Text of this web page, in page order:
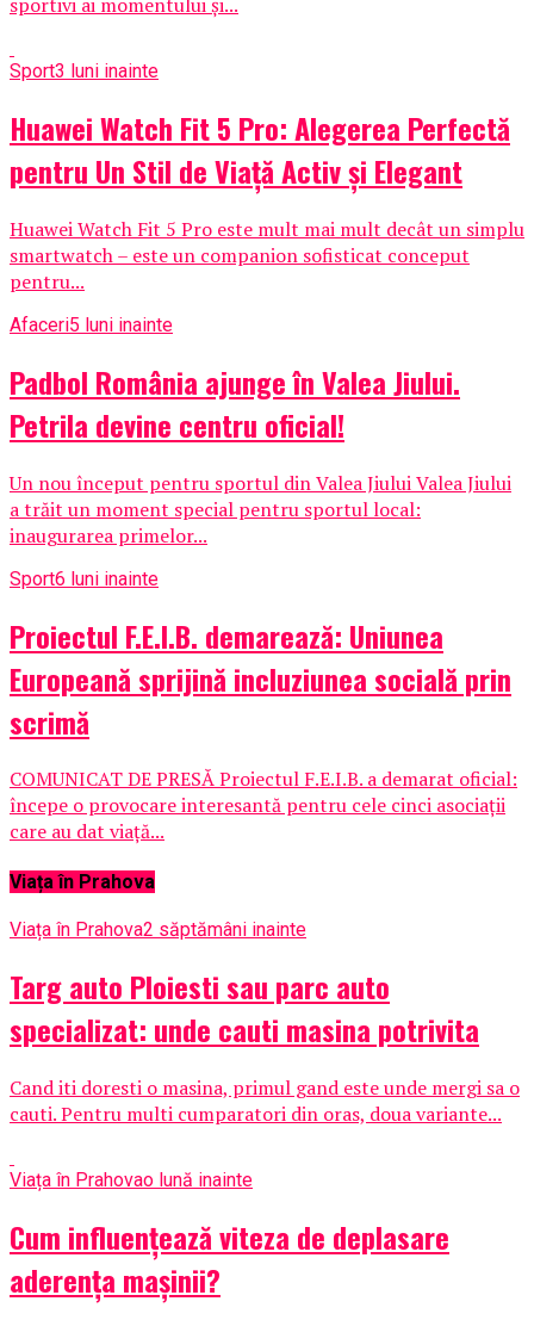
Sport3 luni inainte
Huawei Watch Fit 5 Pro: Alegerea Perfectă
pentru Un Stil de Viață Activ și Elegant
Huawei Watch Fit 5 Pro este mult mai mult decât un simplu
smartwatch – este un companion sofisticat conceput
pentru...
Afaceri5 luni inainte
Padbol România ajunge în Valea Jiului.
Petrila devine centru oficial!
Un nou început pentru sportul din Valea Jiului Valea Jiului
a trăit un moment special pentru sportul local:
inaugurarea primelor...
Sport6 luni inainte
Proiectul F.E.I.B. demarează: Uniunea
Europeană sprijină incluziunea socială prin
scrimă
COMUNICAT DE PRESĂ Proiectul F.E.I.B. a demarat oficial:
începe o provocare interesantă pentru cele cinci asociații
care au dat viață...
Viața în Prahova
Viața în Prahova2 săptămâni inainte
Targ auto Ploiesti sau parc auto
specializat: unde cauti masina potrivita
Cand iti doresti o masina, primul gand este unde mergi sa o
cauti. Pentru multi cumparatori din oras, doua variante...
Viața în Prahovao lună inainte
Cum influențează viteza de deplasare
aderența mașinii?